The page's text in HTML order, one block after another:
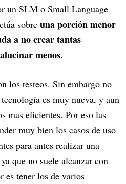
un SLM o Small Language
sobre una porción menor
a no crear tantas
menos.
los testeos. Sin embargo no
es muy nueva, y aun
mas eficientes. Por eso las
muy bien los casos de uso
para antes realizar una
que no suele alcanzar con
es tener los de varios